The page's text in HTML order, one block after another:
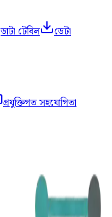
ডাটা টেবিল
ডেটা
প্রযুক্তিগত সহযোগিতা